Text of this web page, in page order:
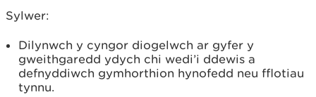
Sylwer:
Dilynwch y cyngor diogelwch ar gyfer y
gweithgaredd ydych chi wedi’i ddewis a
defnyddiwch gymhorthion hynofedd neu fflotiau
tynnu.